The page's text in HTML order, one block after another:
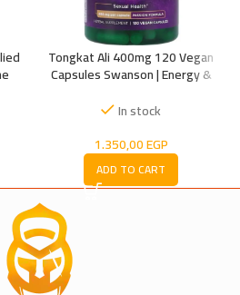
Tongkat Ali 400mg 120 Vegan
Capsules Swanson | Energy &
In stock
1.350,00EGP
ADD TO CART